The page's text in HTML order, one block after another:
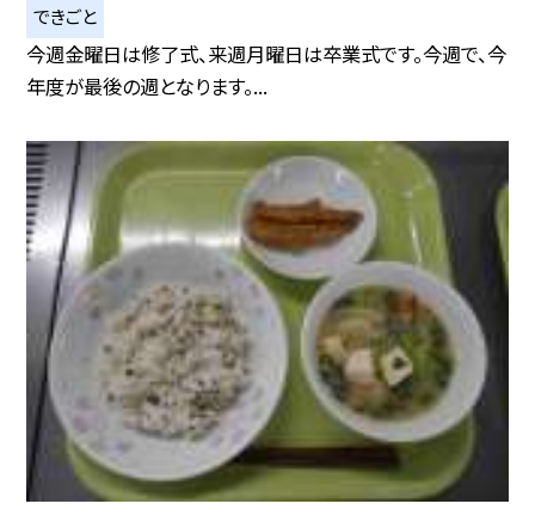
できごと
今週金曜日は修了式、来週月曜日は卒業式です。今週で、今
年度が最後の週となります。...